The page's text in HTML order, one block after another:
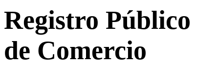
Registro Público
de Comercio